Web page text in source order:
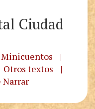
Ciudad
Minicuentos
|
Otros textos
|
Narrar